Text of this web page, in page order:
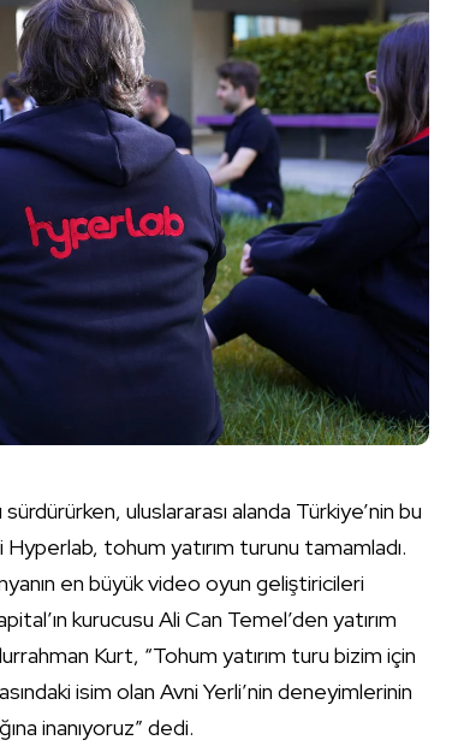
uluslararası alanda Türkiye’nin bu
tohum yatırım turunu tamamladı.
en büyük video oyun geliştiricileri
kurucusu Ali Can Temel’den yatırım
Kurt, “Tohum yatırım turu bizim için
isim olan Avni Yerli’nin deneyimlerinin
inanıyoruz” dedi.